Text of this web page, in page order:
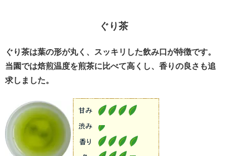
ぐり茶
ぐり茶は葉の形が丸く、スッキリした飲み口が特徴です。
当園では焙煎温度を煎茶に比べて高くし、香りの良さも追
求しました。